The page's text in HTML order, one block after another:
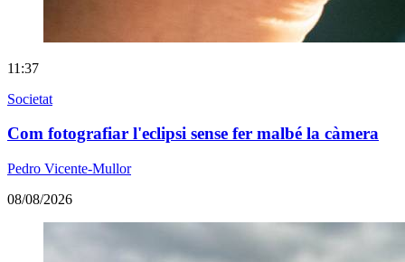
11:37
Societat
Com fotografiar l'eclipsi sense fer malbé la càmera
Pedro Vicente-Mullor
08/08/2026